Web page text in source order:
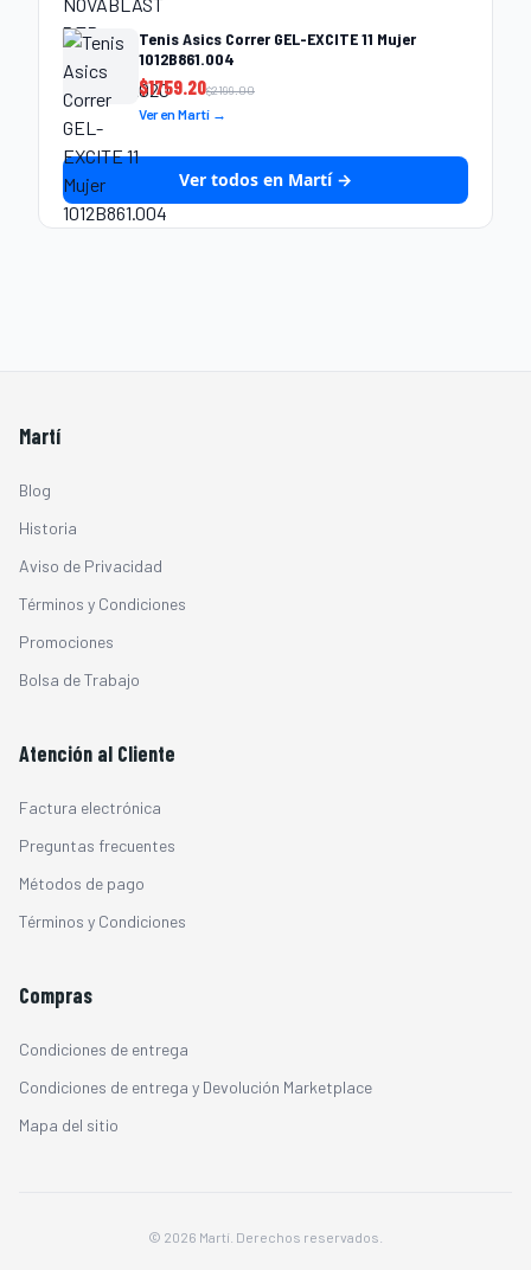
Tenis Asics Correr GEL-EXCITE 11 Mujer
1012B861.004
$1759.20$2199.00
Ver en Martí →
Ver todos en Martí →
Martí
Blog
Historia
Aviso de Privacidad
Términos y Condiciones
Promociones
Bolsa de Trabajo
Atención al Cliente
Factura electrónica
Preguntas frecuentes
Métodos de pago
Términos y Condiciones
Compras
Condiciones de entrega
Condiciones de entrega y Devolución Marketplace
Mapa del sitio
© 2026 Martí. Derechos reservados.